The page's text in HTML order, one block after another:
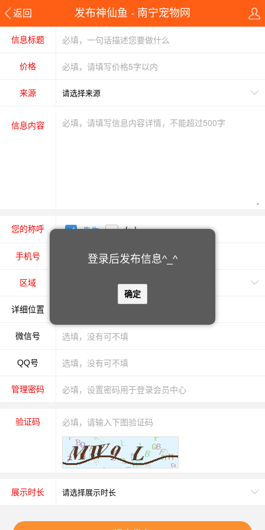
登录后发布信息^_^
确定
返回 发布神仙鱼 - 南宁宠物网
信息标题
价格
来源
信息内容
您的称呼 先生 女士
手机号
区域
详细位置
微信号
QQ号
管理密码
验证码
展示时长